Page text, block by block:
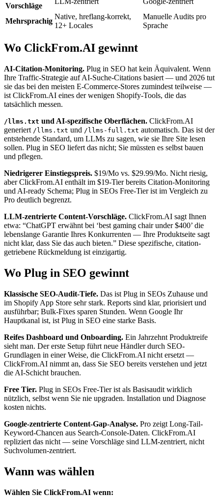
Vorschläge
Mehrsprachig
Native, hreflang-korrekt,
12+ Locales
Manuelle Audits pro
Sprache
Wo ClickFrom.AI gewinnt
AI-Citation-Monitoring. Plug in SEO hat kein Äquivalent. Wenn
Ihre Traffic-Strategie auf AI-Suche-Citations basiert — und 2026 tut
sie das bei den meisten E-Commerce-Stores zumindest teilweise —
ist ClickFrom.AI eines der wenigen Shopify-Tools, die das
tatsächlich messen.
/llms.txt und AI-spezifische Oberflächen. ClickFrom.AI
generiert /llms.txt und /llms-full.txt automatisch. Das ist der
entstehende Standard, um LLMs zu sagen, wie sie Ihre Site lesen
sollen. Plug in SEO liefert das nicht; Sie müssten es selbst bauen
und pflegen.
Niedrigerer Einstiegspreis. $19/Mo vs. $29.99/Mo. Nicht riesig,
aber ClickFrom.AI enthält im $19-Tier bereits Citation-Monitoring
und AI-ready Schema; Plug in SEOs Free-Tier ist im Vergleich zu
Pro deutlich begrenzt.
LLM-zentrierte Content-Vorschläge. ClickFrom.AI sagt Ihnen
etwa: “ChatGPT erwähnt bei ‘best gaming chair under $400’ die
lebenslange Garantie Ihres Konkurrenten — Ihre Produktseite sagt
nicht klar, dass Sie das auch bieten.” Diese spezifische, citation-
getriebene Rückmeldung ist einzigartig.
Wo Plug in SEO gewinnt
Klassische SEO-Audit-Tiefe. Das ist Plug in SEOs Zuhause und
im Shopify App Store sehr stark. Reports sind klar, priorisiert und
ausführbar; Bulk-Fixes sparen Stunden. Wenn Google Ihr
Hauptkanal ist, ist Plug in SEO eine starke Basis.
Reifes Dashboard und Onboarding. Ein Jahrzehnt Produktreife
sieht man. Der erste Setup führt neue Händler durch SEO-
Grundlagen in einer Weise, die ClickFrom.AI nicht ersetzt —
ClickFrom.AI nimmt an, dass Sie SEO bereits verstehen und jetzt
die AI-Schicht brauchen.
Free Tier. Plug in SEOs Free-Tier ist als Basisaudit wirklich
nützlich, selbst wenn Sie nie upgraden. Installation und Diagnose
kosten nichts.
Google-zentrierte Content-Gap-Analyse. Pro zeigt Long-Tail-
Keyword-Chancen aus Search-Console-Daten. ClickFrom.AI
repliziert das nicht — seine Vorschläge sind LLM-zentriert, nicht
Suchvolumen-zentriert.
Wann was wählen
Wählen Sie ClickFrom.AI wenn: